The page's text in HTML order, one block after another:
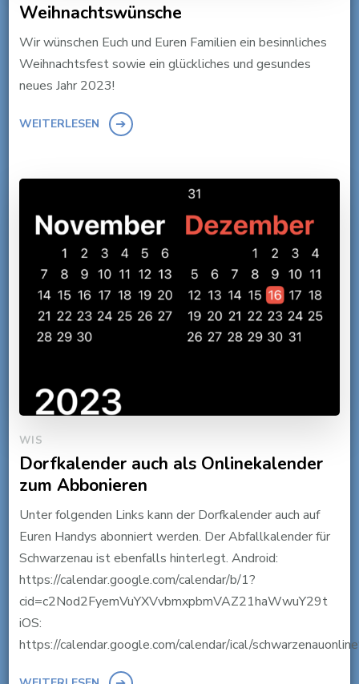
Weihnachtswünsche
Wir wünschen Euch und Euren Familien ein besinnliches
Weihnachtsfest sowie ein glückliches und gesundes
neues Jahr 2023!
WEITERLESEN
WIS
Dorfkalender auch als Onlinekalender
zum Abbonieren
Unter folgenden Links kann der Dorfkalender auch auf
Euren Handys abonniert werden. Der Abfallkalender für
Schwarzenau ist ebenfalls hinterlegt. Android:
https://calendar.google.com/calendar/b/1?
cid=c2Nod2FyemVuYXVvbmxpbmVAZ21haWwuY29t
iOS:
https://calendar.google.com/calendar/ical/